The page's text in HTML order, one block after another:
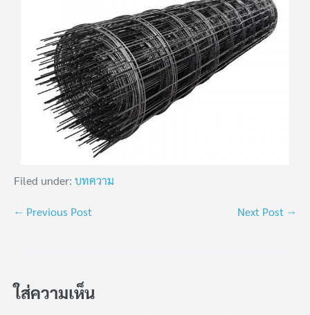
Filed under: บทความ
← Previous Post Next Post →
ใส่ความเห็น